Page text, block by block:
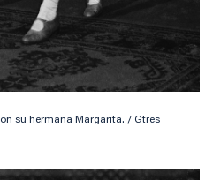
su hermana Margarita. / Gtres